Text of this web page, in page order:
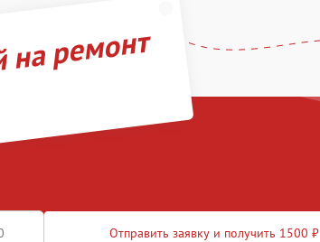
ремонт
Отправить заявку и получить 1500 ₽